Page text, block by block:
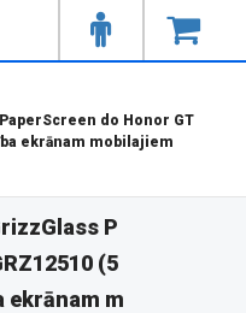
do Honor GT
ekrānam mobilajiem
P
(5
ekrānam m